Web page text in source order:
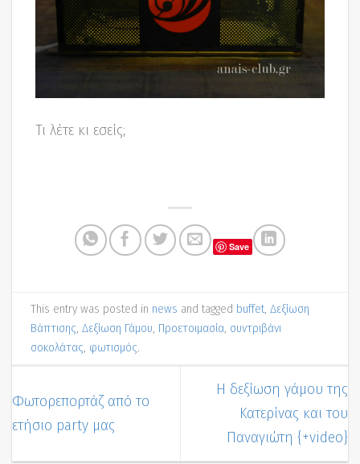
Τι λέτε κι εσείς;
Save
This entry was posted in news and tagged buffet,Δεξίωση
Βάπτισης,Δεξίωση Γάμου, Προετοιμασία, συντριβάνι
σοκολάτας, φωτισμός.
Φωτορεπορτάζ από το
ετήσιο party μας
Η δεξίωση γάμου της
Κατερίνας και του
Παναγιώτη {+video}